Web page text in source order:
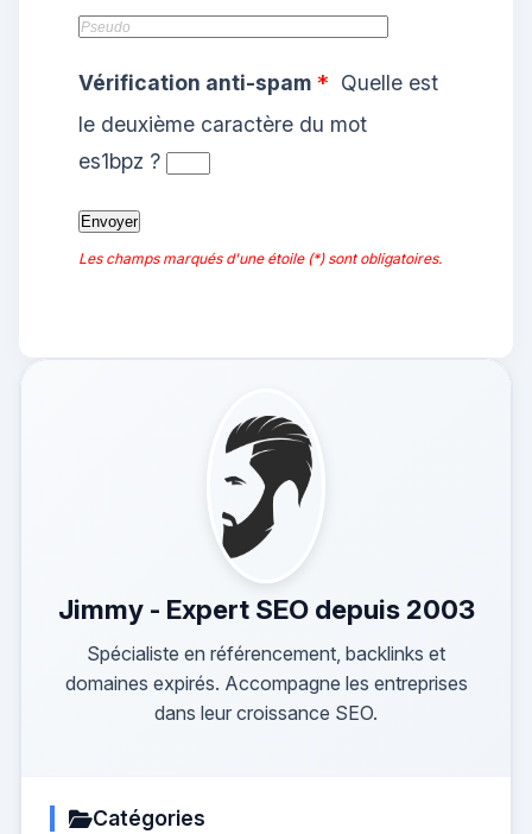
Vérification anti-spam * Quelle est
le deuxième caractère du mot
es1bpz ?
Les champs marqués d'une étoile (*) sont obligatoires.
Jimmy - Expert SEO depuis 2003
Spécialiste en référencement, backlinks et
domaines expirés. Accompagne les entreprises
dans leur croissance SEO.
Catégories